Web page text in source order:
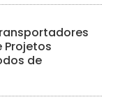
Projetos
de